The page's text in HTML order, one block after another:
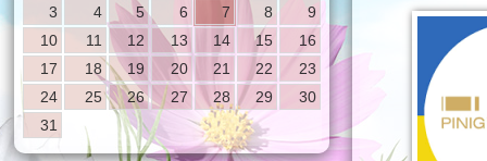
3
4 5 6 7 8
9
10
11 12 13 14 15
16
17
18 19 20 21 22
23
24
25 26 27 28 29
30
31